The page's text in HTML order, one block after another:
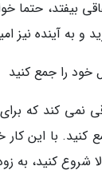
بیفتد، حتما
و به آینده نیز
خود را جمع کنید
نمی کند که
کنید. با این کار
شروع کنید، به